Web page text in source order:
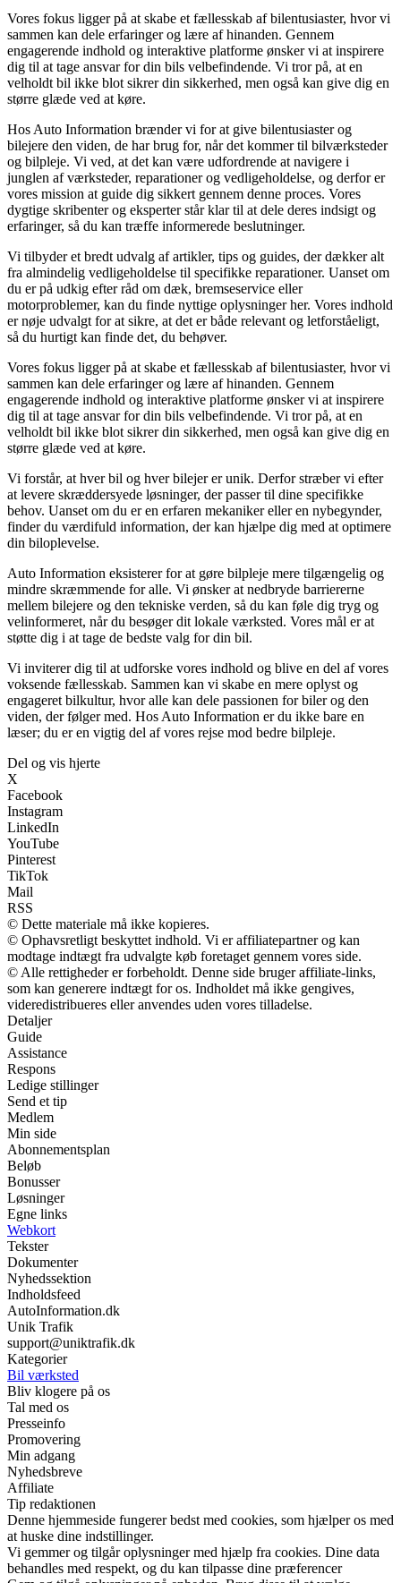
Vores fokus ligger på at skabe et fællesskab af bilentusiaster, hvor vi
sammen kan dele erfaringer og lære af hinanden. Gennem
engagerende indhold og interaktive platforme ønsker vi at inspirere
dig til at tage ansvar for din bils velbefindende. Vi tror på, at en
velholdt bil ikke blot sikrer din sikkerhed, men også kan give dig en
større glæde ved at køre.
Hos Auto Information brænder vi for at give bilentusiaster og
bilejere den viden, de har brug for, når det kommer til bilværksteder
og bilpleje. Vi ved, at det kan være udfordrende at navigere i
junglen af værksteder, reparationer og vedligeholdelse, og derfor er
vores mission at guide dig sikkert gennem denne proces. Vores
dygtige skribenter og eksperter står klar til at dele deres indsigt og
erfaringer, så du kan træffe informerede beslutninger.
Vi tilbyder et bredt udvalg af artikler, tips og guides, der dækker alt
fra almindelig vedligeholdelse til specifikke reparationer. Uanset om
du er på udkig efter råd om dæk, bremseservice eller
motorproblemer, kan du finde nyttige oplysninger her. Vores indhold
er nøje udvalgt for at sikre, at det er både relevant og letforståeligt,
så du hurtigt kan finde det, du behøver.
Vores fokus ligger på at skabe et fællesskab af bilentusiaster, hvor vi
sammen kan dele erfaringer og lære af hinanden. Gennem
engagerende indhold og interaktive platforme ønsker vi at inspirere
dig til at tage ansvar for din bils velbefindende. Vi tror på, at en
velholdt bil ikke blot sikrer din sikkerhed, men også kan give dig en
større glæde ved at køre.
Vi forstår, at hver bil og hver bilejer er unik. Derfor stræber vi efter
at levere skræddersyede løsninger, der passer til dine specifikke
behov. Uanset om du er en erfaren mekaniker eller en nybegynder,
finder du værdifuld information, der kan hjælpe dig med at optimere
din biloplevelse.
Auto Information eksisterer for at gøre bilpleje mere tilgængelig og
mindre skræmmende for alle. Vi ønsker at nedbryde barriererne
mellem bilejere og den tekniske verden, så du kan føle dig tryg og
velinformeret, når du besøger dit lokale værksted. Vores mål er at
støtte dig i at tage de bedste valg for din bil.
Vi inviterer dig til at udforske vores indhold og blive en del af vores
voksende fællesskab. Sammen kan vi skabe en mere oplyst og
engageret bilkultur, hvor alle kan dele passionen for biler og den
viden, der følger med. Hos Auto Information er du ikke bare en
læser; du er en vigtig del af vores rejse mod bedre bilpleje.
Del og vis hjerte
X
Facebook
Instagram
LinkedIn
YouTube
Pinterest
TikTok
Mail
RSS
© Dette materiale må ikke kopieres.
© Ophavsretligt beskyttet indhold. Vi er affiliatepartner og kan
modtage indtægt fra udvalgte køb foretaget gennem vores side.
© Alle rettigheder er forbeholdt. Denne side bruger affiliate-links,
som kan generere indtægt for os. Indholdet må ikke gengives,
videredistribueres eller anvendes uden vores tilladelse.
Detaljer
Guide
Assistance
Respons
Ledige stillinger
Send et tip
Medlem
Min side
Abonnementsplan
Beløb
Bonusser
Løsninger
Egne links
Webkort
Tekster
Dokumenter
Nyhedssektion
Indholdsfeed
AutoInformation.dk
Unik Trafik
support@uniktrafik.dk
Kategorier
Bil værksted
Bliv klogere på os
Tal med os
Presseinfo
Promovering
Min adgang
Nyhedsbreve
Affiliate
Tip redaktionen
Denne hjemmeside fungerer bedst med cookies, som hjælper os med
at huske dine indstillinger.
Vi gemmer og tilgår oplysninger med hjælp fra cookies. Dine data
behandles med respekt, og du kan tilpasse dine præferencer